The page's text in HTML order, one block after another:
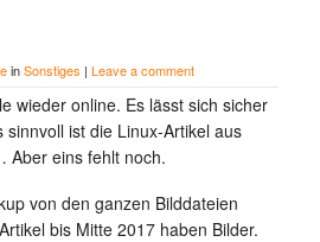
inSonstiges | Leave a comment
wieder online. Es lässt sich sicher
ist die Linux-Artikel aus
Aber eins fehlt noch.
von den ganzen Bilddateien
bis Mitte 2017 haben Bilder.